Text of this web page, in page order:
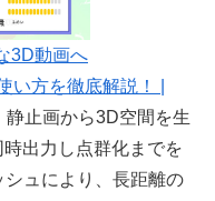
3D動画へ
い方を徹底解説！ |
止画から3D空間を生
出力し点群化までを
ュにより、長距離の